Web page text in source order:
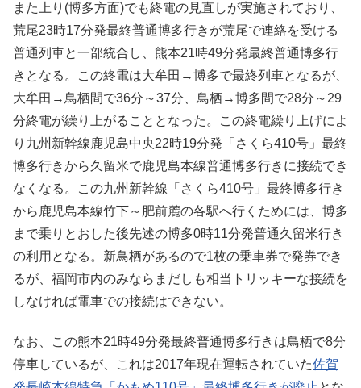
また上り(博多方面)でも終電の見直しが実施されており、
荒尾23時17分発最終普通博多行きが荒尾で連絡を受ける
普通列車と一部統合し、熊本21時49分発最終普通博多行
きとなる。この終電は大牟田→博多で最終列車となるが、
大牟田→鳥栖間で36分～37分、鳥栖→博多間で28分～29
分終電が繰り上がることとなった。この終電繰り上げによ
り九州新幹線鹿児島中央22時19分発「さくら410号」最終
博多行きから久留米で鹿児島本線普通博多行きに接続でき
なくなる。この九州新幹線「さくら410号」最終博多行き
から鹿児島本線竹下～肥前麓の各駅へ行くためには、博多
まで乗りとおした後先述の博多0時11分発普通久留米行き
の利用となる。新鳥栖があるので1枚の乗車券で発券でき
るが、福岡市内のみならまだしも相当トリッキーな接続を
しなければ電車での接続はできない。
なお、この熊本21時49分発最終普通博多行きは鳥栖で8分
停車しているが、これは2017年現在運転されていた佐賀